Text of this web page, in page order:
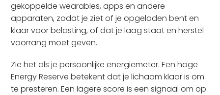
gekoppelde wearables, apps en andere
apparaten, zodat je ziet of je opgeladen bent en
klaar voor belasting, of dat je laag staat en herstel
voorrang moet geven.
Zie het als je persoonlijke energiemeter. Een hoge
Energy Reserve betekent dat je lichaam klaar is om
te presteren. Een lagere score is een signaal om op